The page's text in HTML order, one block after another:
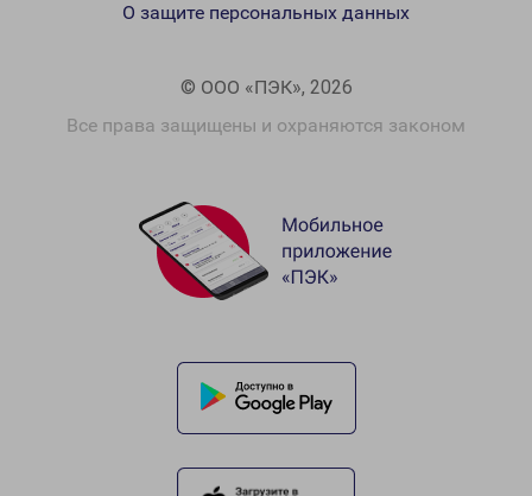
© ООО «ПЭК», 2026
Все права защищены и охраняются законом
О защите персональных данных